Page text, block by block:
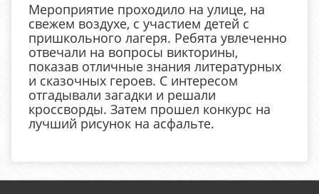
Мероприятие проходило на улице, на
свежем воздухе, с участием детей с
пришкольного лагеря. Ребята увлеченно
отвечали на вопросы викторины,
показав отличные знания литературных
и сказочных героев. С интересом
отгадывали загадки и решали
кроссворды. Затем прошел конкурс на
лучший рисунок на асфальте.